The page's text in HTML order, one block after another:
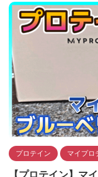
プロテイン マイプロ
【プロテイン】マ